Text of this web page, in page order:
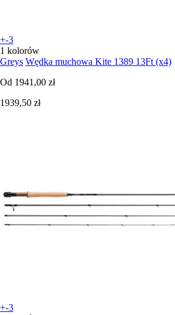
+-3
1 kolorów
Greys Wędka muchowa Kite 1389 13Ft (x4)
Od 1941,00 zł
1939,50 zł
+-3